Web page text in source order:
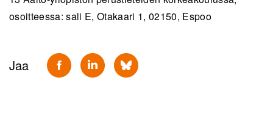
osoitteessa: sali E, Otakaari 1, 02150, Espoo
Jaa